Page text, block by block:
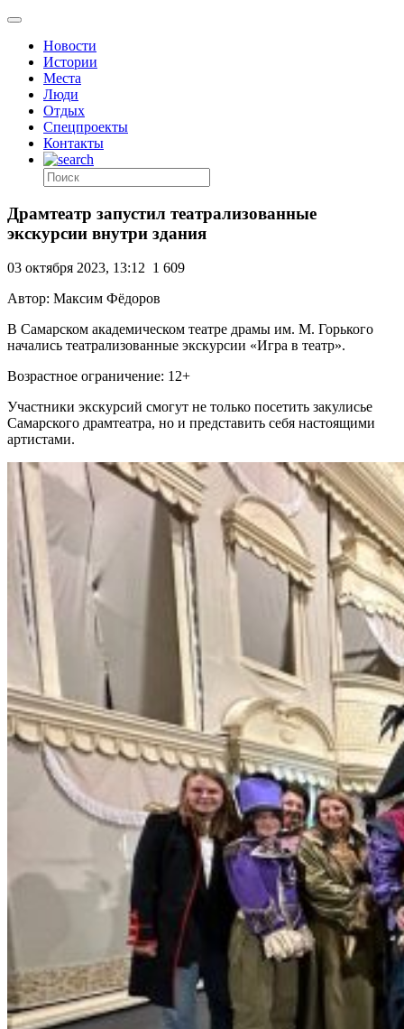
Новости
Истории
Места
Люди
Отдых
Спецпроекты
Контакты
Драмтеатр запустил театрализованные
экскурсии внутри здания
03 октября 2023, 13:12 1 609
Автор: Максим Фёдоров
В Самарском академическом театре драмы им. М. Горького
начались театрализованные экскурсии «Игра в театр».
Возрастное ограничение: 12+
Участники экскурсий смогут не только посетить закулисье
Самарского драмтеатра, но и представить себя настоящими
артистами.